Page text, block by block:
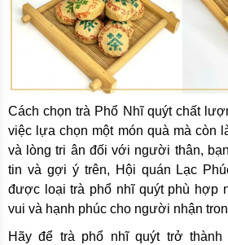
Cách chọn trà Phổ Nhĩ quýt chất
việc lựa chọn một món quà mà còn
và lòng tri ân đối với người thân,
tin và gợi ý trên, Hội quán Lạc
được loại trà phổ nhĩ quýt phù hợp
vui và hạnh phúc cho người nhận
Hãy để trà phổ nhĩ quýt trở